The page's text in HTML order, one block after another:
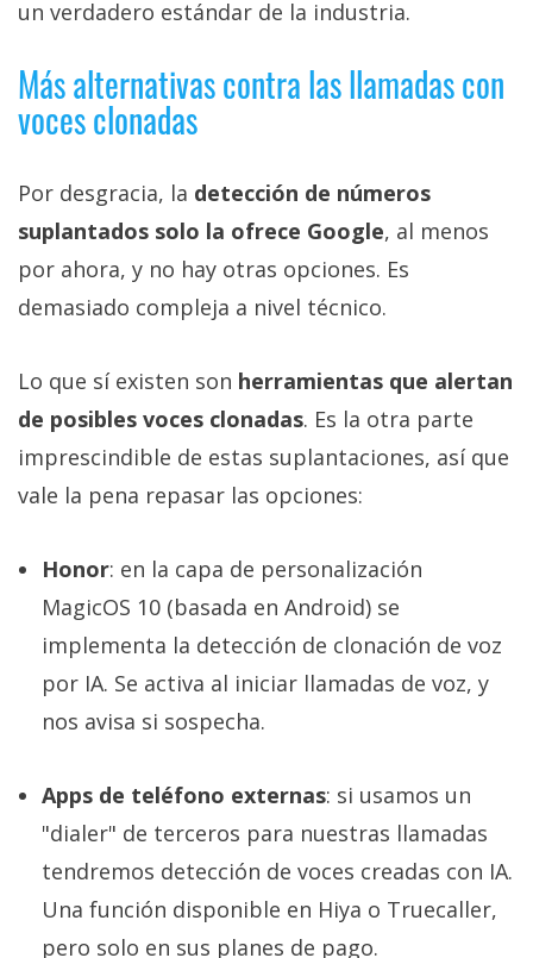
un verdadero estándar de la industria.
Más alternativas contra las llamadas con
voces clonadas
Por desgracia, la detección de números
suplantados solo la ofrece Google, al menos
por ahora, y no hay otras opciones. Es
demasiado compleja a nivel técnico.
Lo que sí existen son herramientas que alertan
de posibles voces clonadas. Es la otra parte
imprescindible de estas suplantaciones, así que
vale la pena repasar las opciones:
Honor: en la capa de personalización
MagicOS 10 (basada en Android) se
implementa la detección de clonación de voz
por IA. Se activa al iniciar llamadas de voz, y
nos avisa si sospecha.
Apps de teléfono externas: si usamos un
"dialer" de terceros para nuestras llamadas
tendremos detección de voces creadas con IA.
Una función disponible en Hiya o Truecaller,
pero solo en sus planes de pago.